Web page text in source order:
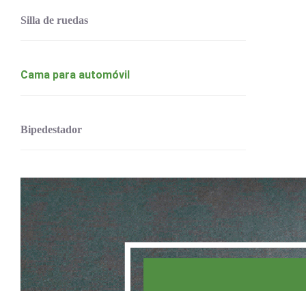
Silla de ruedas
Cama para automóvil
Bipedestador